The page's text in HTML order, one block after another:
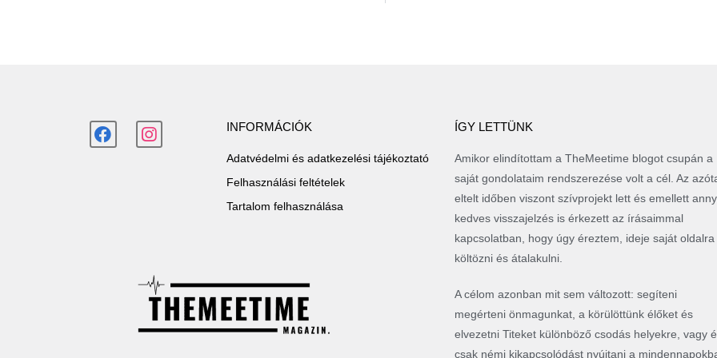
INFORMÁCIÓK
Adatvédelmi és adatkezelési tájékoztató
Felhasználási feltételek
Tartalom felhasználása
ÍGY LETTÜNK
Amikor elindítottam a TheMeetime blogot csupán a
saját gondolataim rendszerezése volt a cél. Az
eltelt időben viszont szívprojekt lett és emellett
kedves visszajelzés is érkezett az írásaimmal
kapcsolatban, hogy úgy éreztem, ideje saját oldalra
költözni és átalakulni.
A célom azonban mit sem változott: segíteni
megérteni önmagunkat, a körülöttünk élőket és
elvezetni Titeket különböző csodás helyekre, vagy
csak némi kikapcsolódást nyújtani a